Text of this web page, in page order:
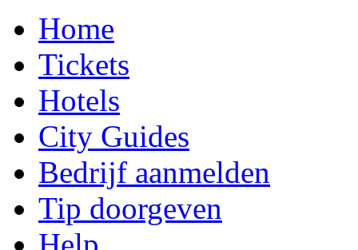
Home
Tickets
Hotels
City Guides
Bedrijf aanmelden
Tip doorgeven